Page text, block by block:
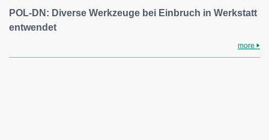
POL-DN: Diverse Werkzeuge bei Einbruch in Werkstatt
entwendet
more